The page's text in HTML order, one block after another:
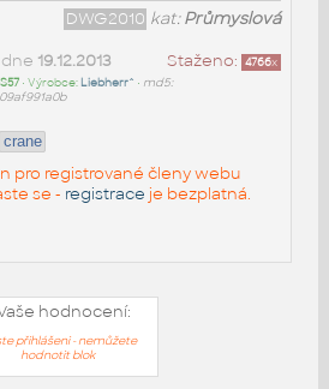
kat:Průmyslová
DWG2010
Staženo: 4766x
dne 19.12.2013
• Výrobce: Liebherr^ • md5:
crane
pro registrované členy webu
se - registrace je bezplatná.
hodnocení:
přihlášeni - nemůžete
hodnotit blok